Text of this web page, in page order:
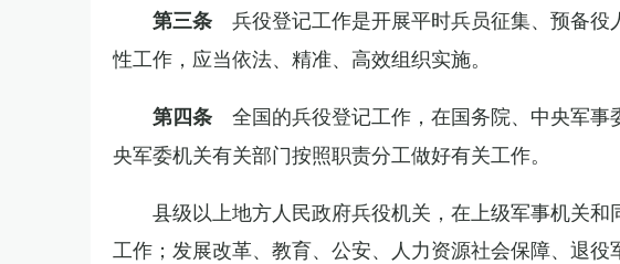
第三条 兵役登记工作是开展平时兵员征集、预备
性工作，应当依法、精准、高效组织实施。
第四条 全国的兵役登记工作，在国务院、中央军
央军委机关有关部门按照职责分工做好有关工作。
县级以上地方人民政府兵役机关，在上级军事机关
工作；发展改革、教育、公安、人力资源社会保障、退役